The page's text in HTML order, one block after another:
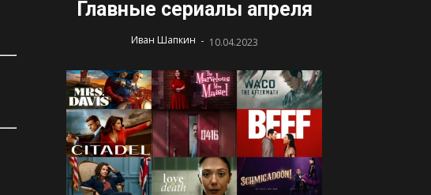
Главные сериалы апреля
Иван Шапкин - 10.04.2023